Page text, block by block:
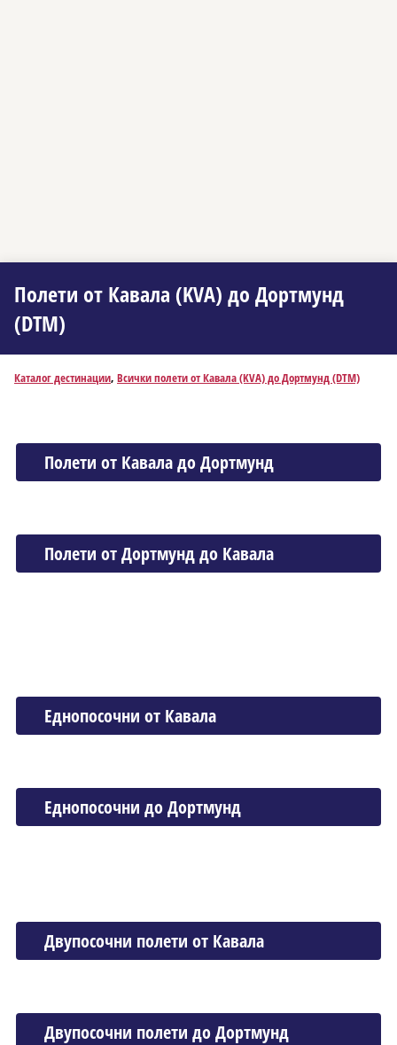
Полети от Кавала (KVA) до Дортмунд
(DTM)
Каталог дестинации, Всички полети от Кавала (KVA) до Дортмунд (DTM)
Полети от Кавала до Дортмунд
Полети от Дортмунд до Кавала
Еднопосочни от Кавала
Еднопосочни до Дортмунд
Двупосочни полети от Кавала
Двупосочни полети до Дортмунд